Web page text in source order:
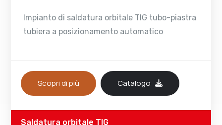
Impianto di saldatura orbitale TIG tubo-piastra
tubiera a posizionamento automatico
Scopri di più Catalogo
Saldatura orbitale TIG